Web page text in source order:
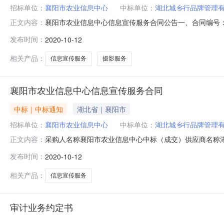
招标单位： 襄阳市农业信息中心 中标单位： 湖北城乡行品牌管理
正文内容： 襄阳市农业信息中心信息宣传服务合同公告一、合同编
址：襄阳市襄城区隆中路18号大学生科技园4楼401室6
的数量：14、
发布时间： 2020-10-12
相关产品：
信息宣传服务 摄影服务
襄阳市农业信息中心信息宣传服务合同
中标｜中标通知
湖北省｜襄阳市
招标单位： 襄阳市农业信息中心 中标单位： 湖北城乡行品牌管理
正文内容： 采购人名称襄阳市农业信息中心中标（成交）供应商名
发布时间： 2020-10-12
相关产品：
信息宣传服务
审计业务约定书